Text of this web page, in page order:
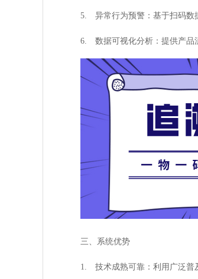
5. 异常行为预警：基于扫码数
6. 数据可视化分析：提供产品
三、系统优势
1. 技术成熟可靠：利用广泛普